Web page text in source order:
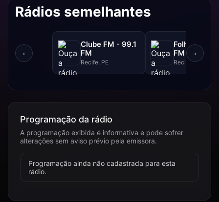
Rádios semelhantes
‹
Clube FM - 99.1
FM
Recife, PE
Folha FM -
FM
Recife, PE
›
Programação da rádio
A programação exibida é informativa e pode sofrer
alterações sem aviso prévio pela emissora.
Programação ainda não cadastrada para esta
rádio.